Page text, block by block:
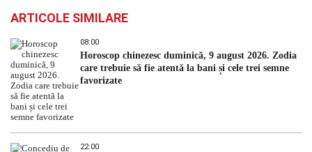
ARTICOLE SIMILARE
08:00
Horoscop chinezesc duminică, 9 august 2026. Zodia
care trebuie să fie atentă la bani și cele trei semne
favorizate
22:00